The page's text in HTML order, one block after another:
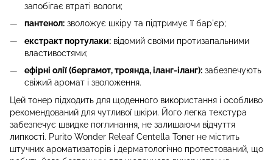
запобігає втраті вологи;
пантенол: зволожує шкіру та підтримує її бар'єр;
екстракт портулаки: відомий своїми протизапальними
властивостями;
ефірні олії (бергамот, троянда, іланг-іланг): забезпечують
свіжий аромат і зволоження.
Цей тонер підходить для щоденного використання і особливо
рекомендований для чутливої шкіри. Його легка текстура
забезпечує швидке поглинання, не залишаючи відчуття
липкості. Purito Wonder Releaf Centella Toner не містить
штучних ароматизаторів і дерматологічно протестований, що